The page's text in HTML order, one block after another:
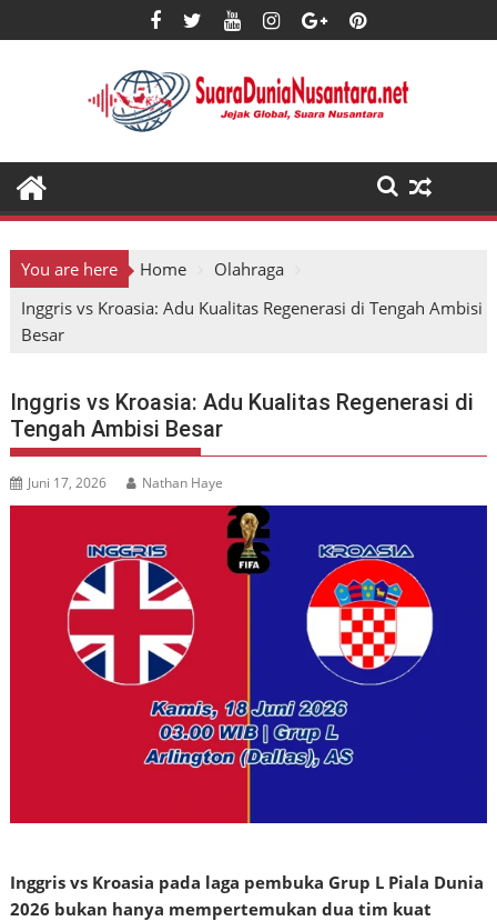
to
You are here Home
Olahraga
Inggris vs Kroasia: Adu Kualitas Regenerasi di Tengah Ambisi
Besar
Inggris vs Kroasia: Adu Kualitas Regenerasi di
Tengah Ambisi Besar
Juni 17, 2026 Nathan Haye
Inggris vs Kroasia pada laga pembuka Grup L Piala Dunia
2026 bukan hanya mempertemukan dua tim kuat